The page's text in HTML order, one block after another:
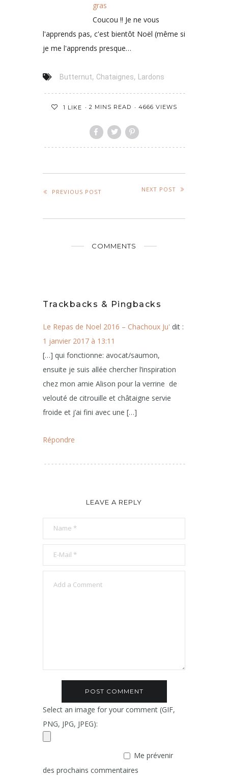
gras
Coucou !! Je ne vous
l'apprends pas, c'est bientôt Noël (même si
je me l'apprends presque…
Butternut, Chataignes, Lardons
1 LIKE 2 MINS READ 4666 VIEWS
PREVIOUS POST NEXT POST
COMMENTS
Trackbacks & Pingbacks
Le Repas de Noel 2016 – Chachoux Ju' dit :
1 janvier 2017 à 13:11
[…] qui fonctionne: avocat/saumon,
ensuite je suis allée chercher l’inspiration
chez mon amie Alison pour la verrine de
velouté de citrouille et châtaigne servie
froide et j’ai fini avec une […]
Répondre
LEAVE A REPLY
Select an image for your comment (GIF,
PNG, JPG, JPEG):
Me prévenir
des prochains commentaires